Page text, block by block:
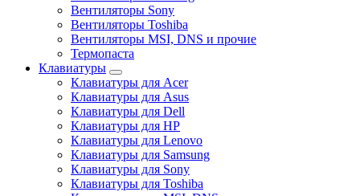
Вентиляторы Sony
Вентиляторы Toshiba
Вентиляторы MSI, DNS и прочие
Термопаста
Клавиатуры
Клавиатуры для Acer
Клавиатуры для Asus
Клавиатуры для Dell
Клавиатуры для HP
Клавиатуры для Lenovo
Клавиатуры для Samsung
Клавиатуры для Sony
Клавиатуры для Toshiba